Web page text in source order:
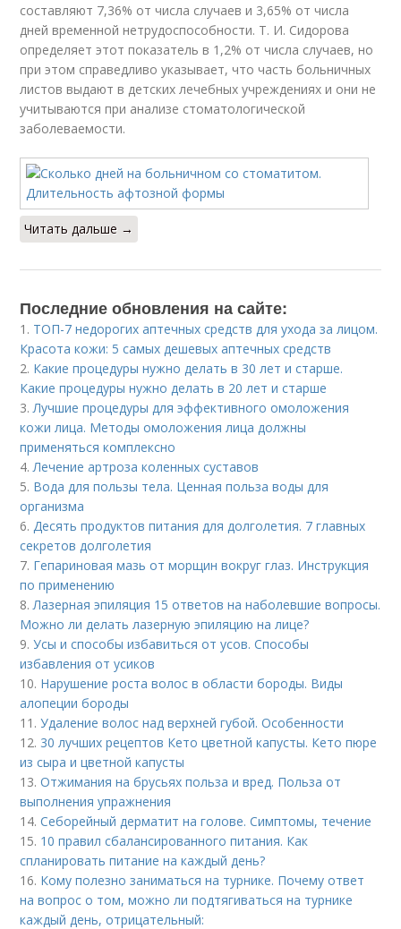
составляют 7,36% от числа случаев и 3,65% от числа
дней временной нетрудоспособности. Т. И. Сидорова
определяет этот показатель в 1,2% от числа случаев, но
при этом справедливо указывает, что часть больничных
листов выдают в детских лечебных учреждениях и они не
учитываются при анализе стоматологической
заболеваемости.
Читать дальше →
Последние обновления на сайте:
1. ТОП-7 недорогих аптечных средств для ухода за лицом.
Красота кожи: 5 самых дешевых аптечных средств
2. Какие процедуры нужно делать в 30 лет и старше.
Какие процедуры нужно делать в 20 лет и старше
3.Лучшие процедуры для эффективного омоложения
кожи лица. Методы омоложения лица должны
применяться комплексно
4.Лечение артроза коленных суставов
5. Вода для пользы тела. Ценная польза воды для
организма
6.Десять продуктов питания для долголетия. 7 главных
секретов долголетия
7. Гепариновая мазь от морщин вокруг глаз. Инструкция
по применению
8.Лазерная эпиляция 15 ответов на наболевшие вопросы.
Можно ли делать лазерную эпиляцию на лице?
9.Усы и способы избавиться от усов. Способы
избавления от усиков
10. Нарушение роста волос в области бороды. Виды
алопеции бороды
11.Удаление волос над верхней губой. Особенности
12. 30 лучших рецептов Кето цветной капусты. Кето пюре
из сыра и цветной капусты
13.Отжимания на брусьях польза и вред. Польза от
выполнения упражнения
14.Себорейный дерматит на голове. Cимптомы, течение
15. 10 правил сбалансированного питания. Как
спланировать питание на каждый день?
16. Кому полезно заниматься на турнике. Почему ответ
на вопрос о том, можно ли подтягиваться на турнике
каждый день, отрицательный: